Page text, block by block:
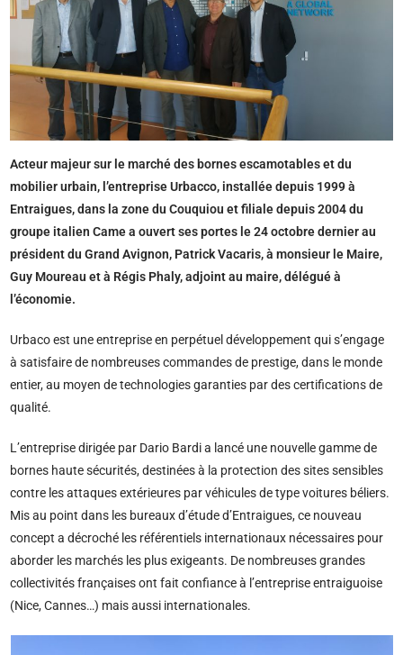
Acteur majeur sur le marché des bornes escamotables et du
mobilier urbain, l’entreprise Urbacco, installée depuis 1999 à
Entraigues, dans la zone du Couquiou et filiale depuis 2004 du
groupe italien Came a ouvert ses portes le 24 octobre dernier au
président du Grand Avignon, Patrick Vacaris, à monsieur le Maire,
Guy Moureau et à Régis Phaly, adjoint au maire, délégué à
l’économie.
Urbaco est une entreprise en perpétuel développement qui s’engage
à satisfaire de nombreuses commandes de prestige, dans le monde
entier, au moyen de technologies garanties par des certifications de
qualité.
L’entreprise dirigée par Dario Bardi a lancé une nouvelle gamme de
bornes haute sécurités, destinées à la protection des sites sensibles
contre les attaques extérieures par véhicules de type voitures béliers.
Mis au point dans les bureaux d’étude d’Entraigues, ce nouveau
concept a décroché les référentiels internationaux nécessaires pour
aborder les marchés les plus exigeants. De nombreuses grandes
collectivités françaises ont fait confiance à l’entreprise entraiguoise
(Nice, Cannes…) mais aussi internationales.